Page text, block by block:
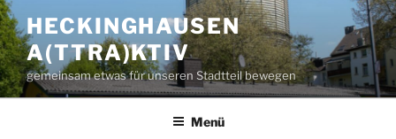
Zum
Inhalt
springen
HECKINGHAUSEN
A(TTRA)KTIV
gemeinsam etwas für unseren Stadtteil bewegen
Menü